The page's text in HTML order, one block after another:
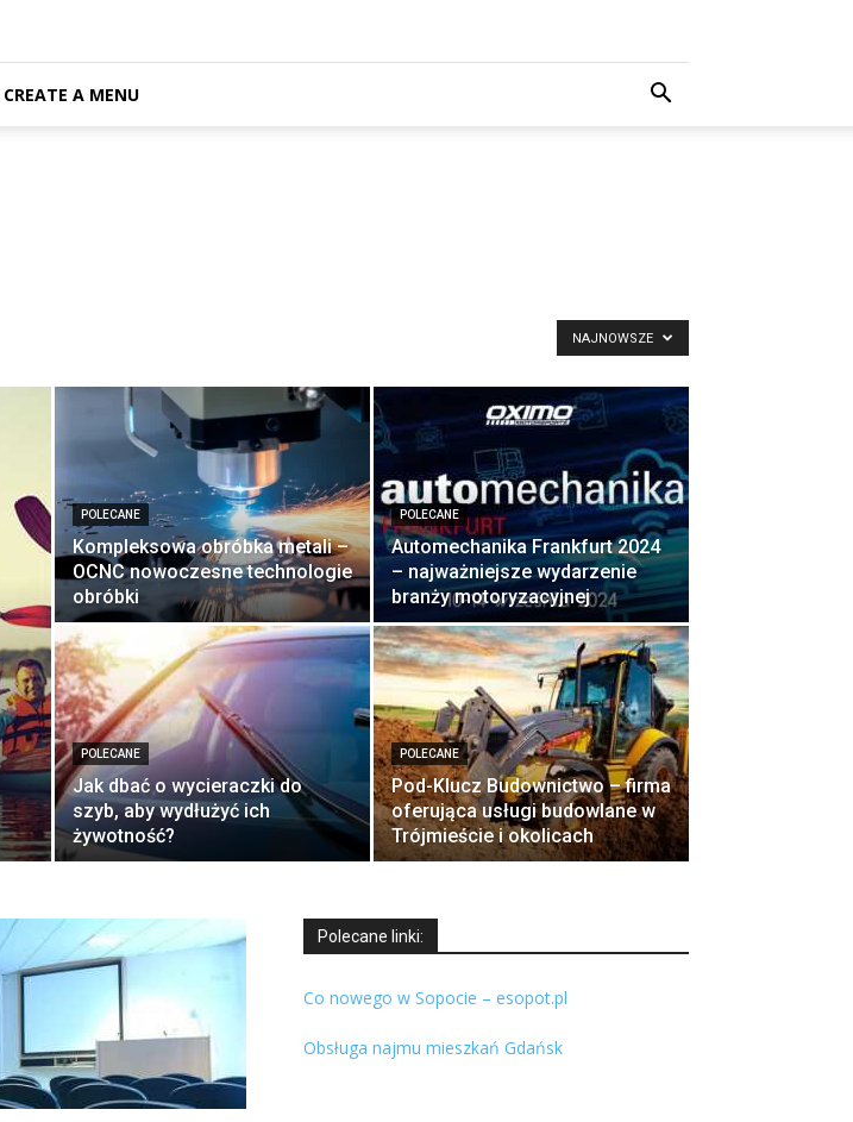
A MENU
NAJNOWSZE
POLECANE
Kompleksowa obróbka metali –
OCNC nowoczesne technologie
obróbki
POLECANE
Automechanika Frankfurt 2024
– najważniejsze wydarzenie
branży motoryzacyjnej
POLECANE
Jak dbać o wycieraczki do
szyb, aby wydłużyć ich
żywotność?
POLECANE
Pod-Klucz Budownictwo – firma
oferująca usługi budowlane w
Trójmieście i okolicach
Polecane linki:
Co nowego w Sopocie – esopot.pl
Obsługa najmu mieszkań Gdańsk